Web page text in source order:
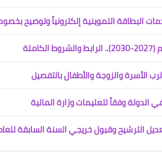
البطاقة التموينية إلكترونياً وتوضيح
الأسرة والزوجة والأطفال بالتفصيل
وفقاً لتعليمات وزارة المالية
وقبول خريجي السنة السابقة للعام 2026-